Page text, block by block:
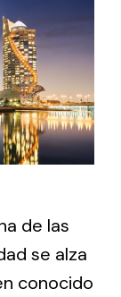
de las
se alza
conocido